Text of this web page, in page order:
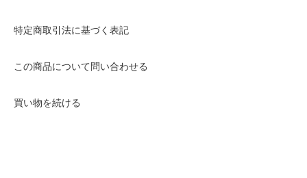
特定商取引法に基づく表記
この商品について問い合わせる
買い物を続ける